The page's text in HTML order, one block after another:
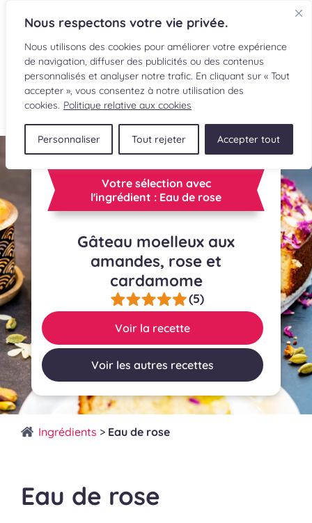
Nous respectons votre vie privée.
Nous utilisons des cookies pour améliorer votre expérience
de navigation, diffuser des publicités ou des contenus
personnalisés et analyser notre trafic. En cliquant sur « Tout
accepter », vous consentez à notre utilisation des
cookies. Politique relative aux cookies
Personnaliser Tout rejeter Accepter tout
EN
RECETTES
INGRÉDIENTS
LECTURES CULINAIRES
SOUMETTRE UNE RECETTE
BOUTIQUE
Votre sélection avec
l'ingrédient : Eau de rose
Gâteau moelleux aux
amandes, rose et
cardamome
(5)
Voir la recette
Voir les autres recettes
Ingrédients > Eau de rose
Eau de rose